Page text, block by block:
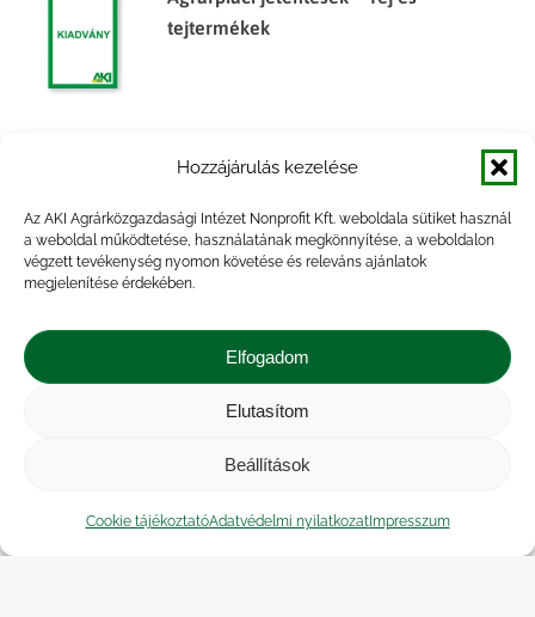
Hozzájárulás kezelése
Az AKI Agrárközgazdasági Intézet Nonprofit Kft. weboldala sütiket használ
a weboldal működtetése, használatának megkönnyítése, a weboldalon
végzett tevékenység nyomon követése és releváns ajánlatok
megjelenítése érdekében.
Elfogadom
Elutasítom
Beállítások
Cookie tájékoztatóAdatvédelmi nyilatkozatImpresszum
tejtermékek
Agrárpiaci jelentések – Tej és
tejtermékek
Agrárpiaci jelentések – Tej és